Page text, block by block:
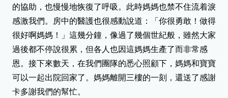
仁安BB故事館
主頁 ... 仁安BB故事館
的協助，也慢慢地恢復了呼吸。此時媽媽也禁不住流着淚
感激我們。房中的醫護也很感動說道：「你很勇敢！做得
很好啊媽媽！」這幾分鐘，像過了幾個世紀般，雖然大家
過後都不停說很累，但各人也因這媽媽生產了而非常感
恩。接下來數天，在我們團隊的悉心照顧下，媽媽和寶寶
可以一起出院回家了。媽媽離開三樓的一刻，還送了感謝
卡多謝我們的幫忙。